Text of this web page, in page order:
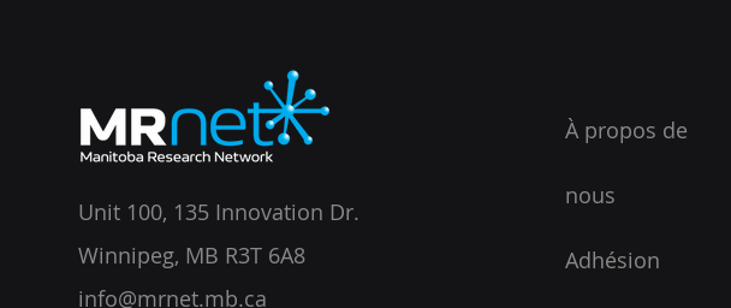
Unit 100, 135 Innovation Dr.
Winnipeg, MB R3T 6A8
info@mrnet.mb.ca
À propos de
nous
Adhésion